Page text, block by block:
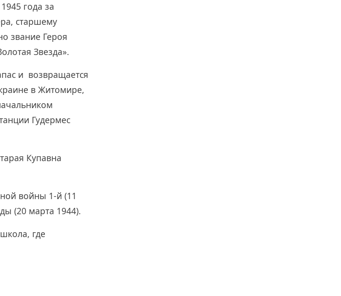
года за
старшему
звание Героя
Звезда».
и возвращается
в Житомире,
Гудермес
Купавна
войны 1-й (11
(20 марта 1944).
где